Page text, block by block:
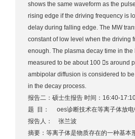
shows the same waveform as the
rising edge if the driving frequency is
delay during falling edge. The MW
constant of low level when the driving
enough. The plasma decay time in the
measured to be about 100 s around
ambipolar diffusion is considered to
in the decay process.
报告二：硕士生报告 时间：16:40-
题 目： oes诊断技术在等离子体放电
报告人： 张兰波
摘要：等离子体是物质存在的一种基本